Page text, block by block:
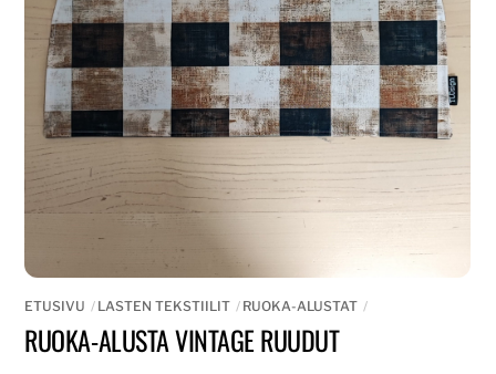
ETUSIVU LASTEN TEKSTIILIT RUOKA-ALUSTAT
RUOKA-ALUSTA VINTAGE RUUDUT